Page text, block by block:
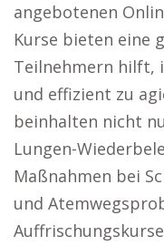
angebotenen
Kurse bieten eine
Teilnehmern hilft,
und effizient zu
beinhalten nicht
Lungen-
Maßnahmen bei
und